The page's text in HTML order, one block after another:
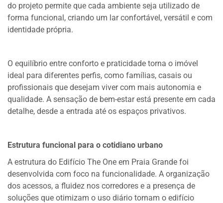
do projeto permite que cada ambiente seja utilizado de
forma funcional, criando um lar confortável, versátil e com
identidade própria.
O equilíbrio entre conforto e praticidade torna o imóvel
ideal para diferentes perfis, como famílias, casais ou
profissionais que desejam viver com mais autonomia e
qualidade. A sensação de bem-estar está presente em cada
detalhe, desde a entrada até os espaços privativos.
Estrutura funcional para o cotidiano urbano
A estrutura do Edifício The One em Praia Grande foi
desenvolvida com foco na funcionalidade. A organização
dos acessos, a fluidez nos corredores e a presença de
soluções que otimizam o uso diário tornam o edifício